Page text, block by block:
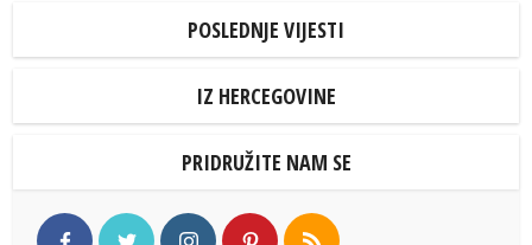
POSLEDNJE VIJESTI
IZ HERCEGOVINE
PRIDRUŽITE NAM SE